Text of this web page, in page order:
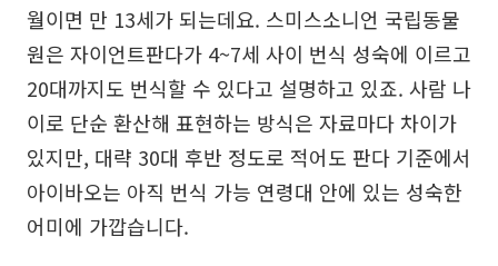
월이면 만 13세가 되는데요. 스미스소니언 국립동물
원은 자이언트판다가 4~7세 사이 번식 성숙에 이르고
20대까지도 번식할 수 있다고 설명하고 있죠. 사람 나
이로 단순 환산해 표현하는 방식은 자료마다 차이가
있지만, 대략 30대 후반 정도로 적어도 판다 기준에서
아이바오는 아직 번식 가능 연령대 안에 있는 성숙한
어미에 가깝습니다.